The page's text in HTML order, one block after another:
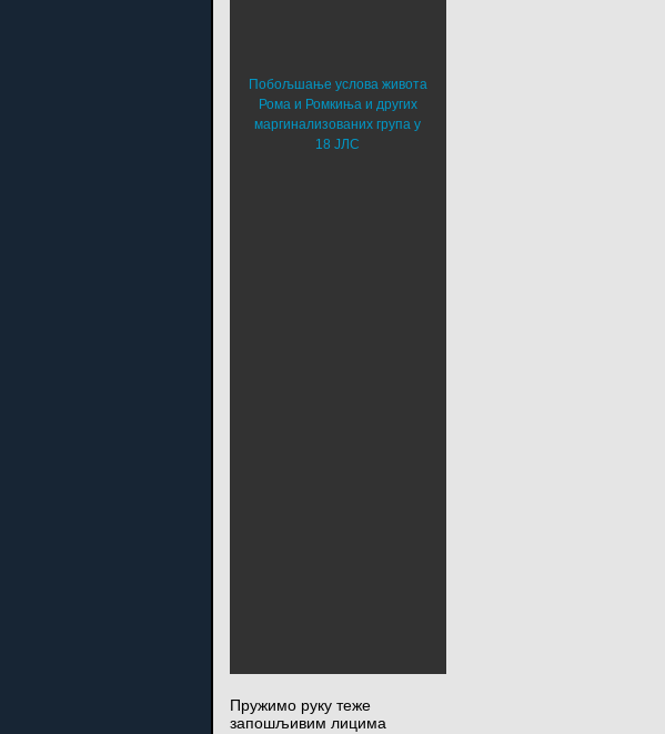
Побољшање услова живота
Рома и Ромкиња и других
маргинализованих група у
18 ЈЛС
Пружимо руку теже
запошљивим лицима